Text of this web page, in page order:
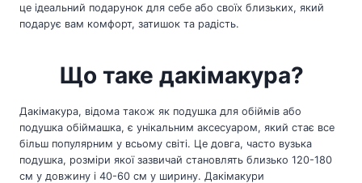
це ідеальний подарунок для себе або своїх близьких, який
подарує вам комфорт, затишок та радість.
Що таке дакімакура?
Дакімакура, відома також як подушка для обіймів або
подушка обіймашка, є унікальним аксесуаром, який стає все
більш популярним у всьому світі. Це довга, часто вузька
подушка, розміри якої зазвичай становлять близько 120-180
см у довжину і 40-60 см у ширину. Дакімакури